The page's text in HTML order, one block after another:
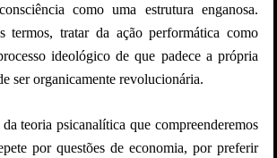
como uma estrutura enganosa.
termos, tratar da ação performática como
ideológico de que padece a própria
ser organicamente revolucionária.
teoria psicanalítica que compreenderemos
por questões de economia, por preferir